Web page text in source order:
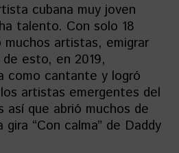
cubana muy joven
talento. Con solo 18
artistas, emigrar
esto, en 2019,
como cantante y logró
artistas emergentes del
que abrió muchos de
“Con calma” de Daddy